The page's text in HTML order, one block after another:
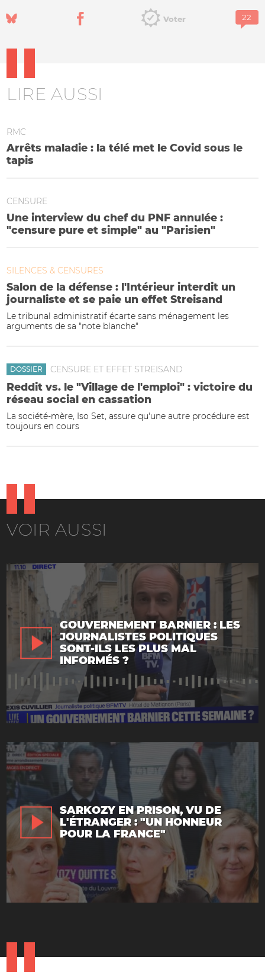
Voter
LIRE AUSSI
RMC
Arrêts maladie : la télé met le Covid sous le
tapis
CENSURE
Une interview du chef du PNF annulée :
"censure pure et simple" au "Parisien"
SILENCES & CENSURES
Salon de la défense : l'Intérieur interdit un
journaliste et se paie un effet Streisand
Le tribunal administratif écarte sans ménagement les
arguments de sa "note blanche"
DOSSIER CENSURE ET EFFET STREISAND
Reddit vs. le "Village de l'emploi" : victoire du
réseau social en cassation
La société-mère, Iso Set, assure qu'une autre procédure est
toujours en cours
VOIR AUSSI
GOUVERNEMENT BARNIER : LES
JOURNALISTES POLITIQUES
SONT-ILS LES PLUS MAL
INFORMÉS ?
SARKOZY EN PRISON, VU DE
L'ÉTRANGER : "UN HONNEUR
POUR LA FRANCE"